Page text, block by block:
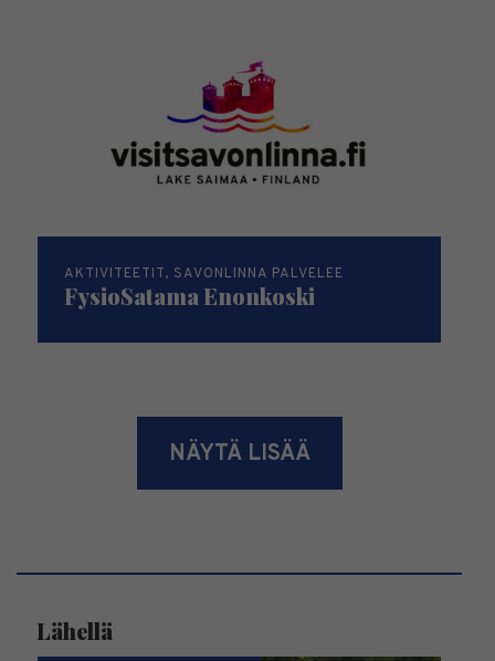
AKTIVITEETIT, SAVONLINNA PALVELEE
FysioSatama Enonkoski
NÄYTÄ LISÄÄ
Lähellä